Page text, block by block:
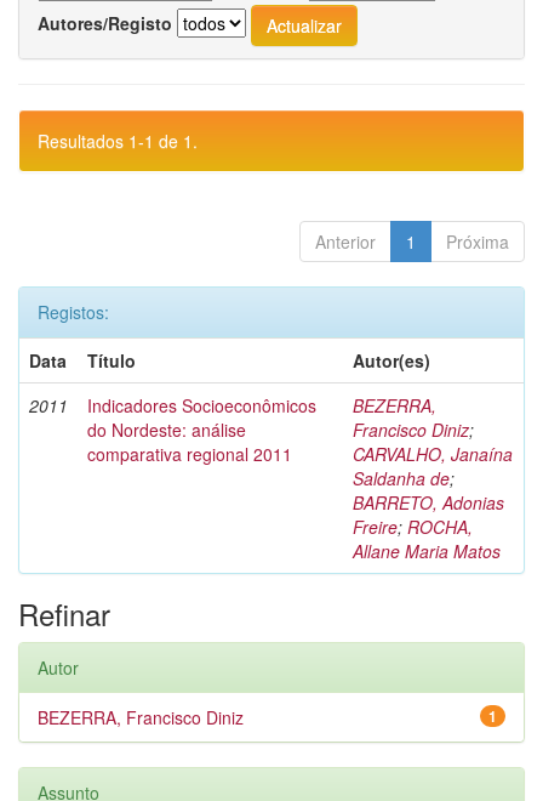
Autores/Registo
Resultados 1-1 de 1.
Anterior 1 Próxima
Registos:
Data
Título
Autor(es)
2011
Indicadores Socioeconômicos
do Nordeste: análise
comparativa regional 2011
BEZERRA,
Francisco Diniz;
CARVALHO, Janaína
Saldanha de;
BARRETO, Adonias
Freire; ROCHA,
Allane Maria Matos
Refinar
Autor
1
BEZERRA, Francisco Diniz
Assunto